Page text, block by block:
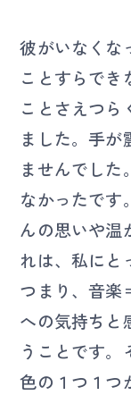
彼がいなくな
ことすらでき
ことさえつら
ました。手が
ませんでし
なかったです
んの思いや温
れは、私にと
つまり、音楽
への気持ちと
うことです
色の１つ１つ